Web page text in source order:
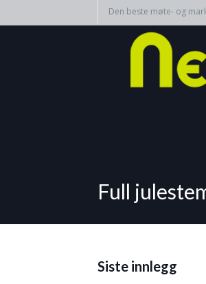
Den beste møte- og
Full
Siste innlegg